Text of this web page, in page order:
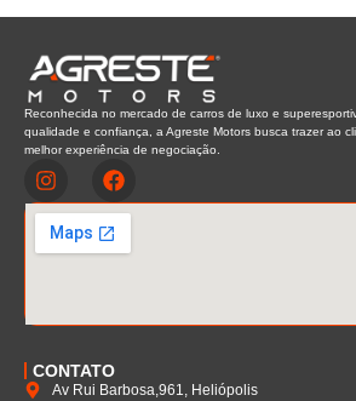
Reconhecida no mercado de carros de luxo e
qualidade e confiança, a Agreste Motors busca trazer ao
melhor experiência de negociação.
CONTATO
Av Rui Barbosa,961, Heliópolis